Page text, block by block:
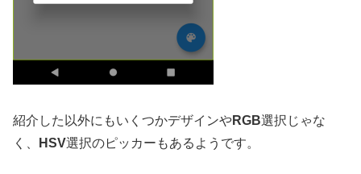
紹介した以外にもいくつかデザインやRGB選択じゃな
く、
HSV選択のピッカーもあるようです。